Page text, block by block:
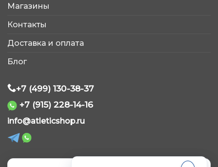
Магазины
Контакты
Доставка и оплата
Блог
+7 (499) 130-38-37
+7 (915) 228-14-16
info@atleticshop.ru